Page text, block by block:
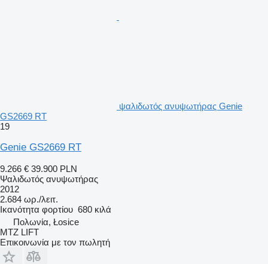
ψαλιδωτός ανυψωτήρας Genie
GS2669 RT
19
Genie GS2669 RT
9.266 € 39.900 PLN
Ψαλιδωτός ανυψωτήρας
2012
2.684 ωρ./λειτ.
Ικανότητα φορτίου 680 κιλά
Πολωνία, Łosice
MTZ LIFT
Επικοινωνία με τον πωλητή